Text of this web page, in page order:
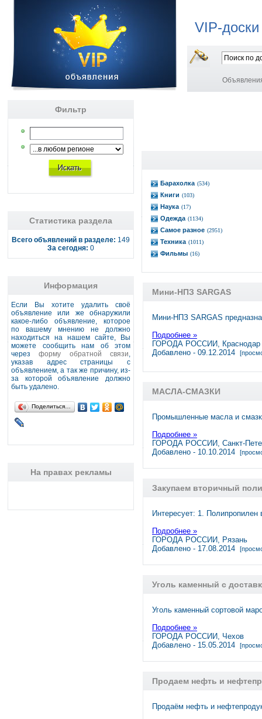
VIP-
Фильтр
Статистика раздела
Всего объявлений в разделе: 149
За сегодня: 0
Информация
Если Вы хотите удалить своё
объявление или же обнаружили
какое-либо объявление, которое
по вашему мнению не должно
находиться на нашем сайте, Вы
можете сообщить нам об этом
черезформу обратной связи,
указав адрес страницы с
объявлением, а так же причину, из-
за которой объявление должно
быть удалено.
Поделиться…
На правах рекламы
Барахолка (534)
Книги (103)
Наука (17)
Одежда (1134)
Самое разное (2951)
Техника (1011)
Фильмы (16)
Мини-НПЗ SARGAS
Мини-НПЗ SARGAS
Подробнее »
ГОРОДА РОССИИ, Краснодар
Добавлено - 09.12.2014
МАСЛА-СМАЗКИ
Промышленные масла и
Подробнее »
ГОРОДА РОССИИ, Санкт-
Добавлено - 10.10.2014
Закупаем вторичный
Интересует: 1.
Подробнее »
ГОРОДА РОССИИ, Рязань
Добавлено - 17.08.2014
Уголь каменный c
Уголь каменный сортовой
Подробнее »
ГОРОДА РОССИИ, Чехов
Добавлено - 15.05.2014
Продаем нефть и
Продаём нефть и